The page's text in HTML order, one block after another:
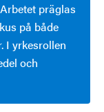
präglas
på både
I yrkesrollen
och